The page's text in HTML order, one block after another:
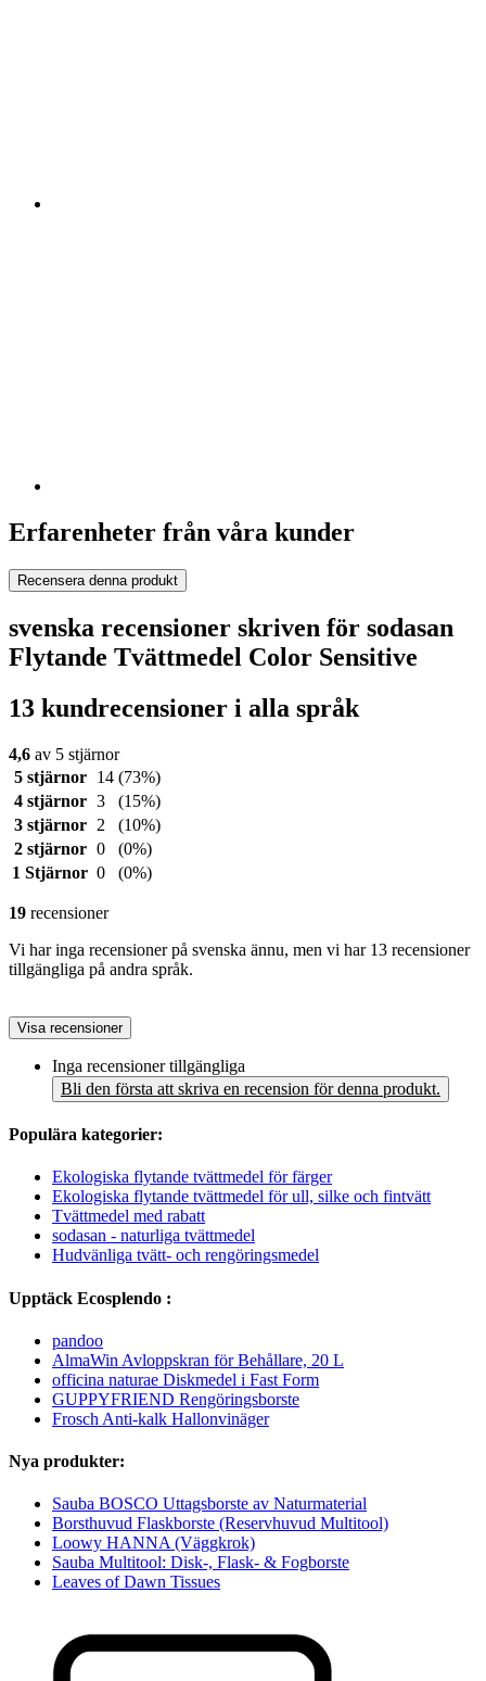
Erfarenheter från våra kunder
Recensera denna produkt
svenska recensioner skriven för sodasan
Flytande Tvättmedel Color Sensitive
13 kundrecensioner i alla språk
4,6 av 5 stjärnor
5 stjärnor
14 (73%)
4 stjärnor 3
(15%)
3 stjärnor
2
(10%)
2 stjärnor 0
(0%)
1 Stjärnor 0 (0%)
19 recensioner
Vi har inga recensioner på svenska ännu, men vi har 13 recensioner
tillgängliga på andra språk.
Visa recensioner
Inga recensioner tillgängliga
Bli den första att skriva en recension för denna produkt.
Populära kategorier:
Ekologiska flytande tvättmedel för färger
Ekologiska flytande tvättmedel för ull, silke och fintvätt
Tvättmedel med rabatt
sodasan - naturliga tvättmedel
Hudvänliga tvätt- och rengöringsmedel
Upptäck Ecosplendo :
pandoo
AlmaWin Avloppskran för Behållare, 20 L
officina naturae Diskmedel i Fast Form
GUPPYFRIEND Rengöringsborste
Frosch Anti-kalk Hallonvinäger
Nya produkter:
Sauba BOSCO Uttagsborste av Naturmaterial
Borsthuvud Flaskborste (Reservhuvud Multitool)
Loowy HANNA (Väggkrok)
Sauba Multitool: Disk-, Flask- & Fogborste
Leaves of Dawn Tissues